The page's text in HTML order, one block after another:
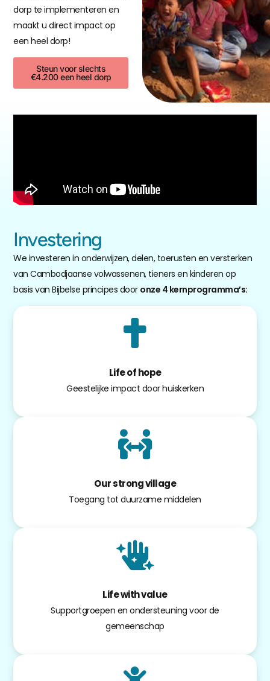
dorp te implementeren en
maakt u direct impact op
een heel dorp!
Steun voor slechts
€4.200 een heel dorp
Investering
We investeren in onderwijzen, delen, toerusten en versterken
van Cambodjaanse volwassenen, tieners en kinderen op
basis van Bijbelse principes door onze 4 kernprogramma’s:
Life of hope
Geestelijke impact door huiskerken
Our strong village
Toegang tot duurzame middelen
Life with value
Supportgroepen en ondersteuning voor de
gemeenschap